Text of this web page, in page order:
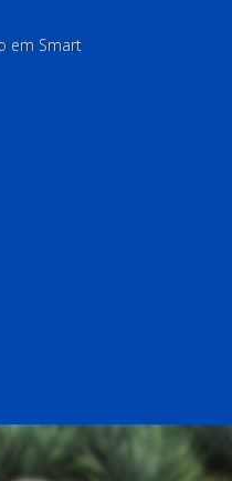
em Smart